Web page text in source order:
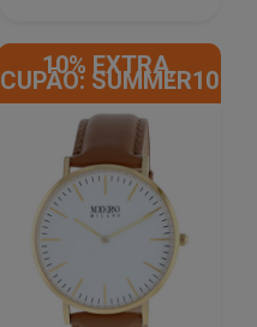
10% EXTRA,
CUPÃO: SUMMER10